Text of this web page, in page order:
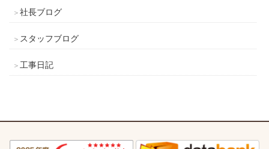
社長ブログ
スタッフブログ
工事日記